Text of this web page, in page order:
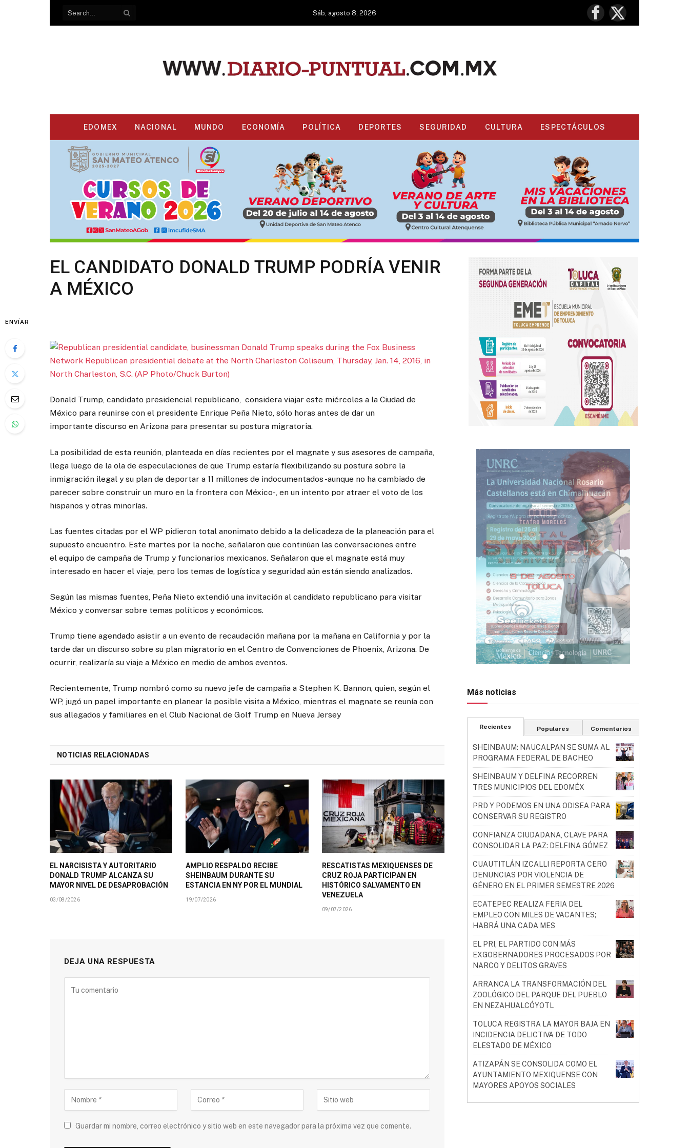
Sáb, agosto 8, 2026
Facebook
X
(Twitter)
EDOMEX NACIONAL MUNDO ECONOMÍA POLÍTICA DEPORTES SEGURIDAD CULTURA ESPECTÁCULOS
EL CANDIDATO DONALD TRUMP PODRÍA VENIR
A MÉXICO
ENVÍAR
Donald Trump, candidato presidencial republicano, considera viajar este miércoles a la Ciudad de
México para reunirse con el presidente Enrique Peña Nieto, sólo horas antes de dar un
importante discurso en Arizona para presentar su postura migratoria.
La posibilidad de esta reunión, planteada en días recientes por el magnate y sus asesores de campaña,
llega luego de la ola de especulaciones de que Trump estaría flexibilizando su postura sobre la
inmigración ilegal y su plan de deportar a 11 millones de indocumentados -aunque no ha cambiado de
parecer sobre construir un muro en la frontera con México-, en un intento por atraer el voto de los
hispanos y otras minorías.
Las fuentes citadas por el WP pidieron total anonimato debido a la delicadeza de la planeación para el
supuesto encuentro. Este martes por la noche, señalaron que continúan las conversaciones entre
el equipo de campaña de Trump y funcionarios mexicanos. Señalaron que el magnate está muy
interesado en hacer el viaje, pero los temas de logística y seguridad aún están siendo analizados.
Según las mismas fuentes, Peña Nieto extendió una invitación al candidato republicano para visitar
México y conversar sobre temas políticos y económicos.
Trump tiene agendado asistir a un evento de recaudación mañana por la mañana en California y por la
tarde dar un discurso sobre su plan migratorio en el Centro de Convenciones de Phoenix, Arizona. De
ocurrir, realizaría su viaje a México en medio de ambos eventos.
Recientemente, Trump nombró como su nuevo jefe de campaña a Stephen K. Bannon, quien, según el
WP, jugó un papel importante en planear la posible visita a México, mientras el magnate se reunía con
sus allegados y familiares en el Club Nacional de Golf Trump en Nueva Jersey
NOTICIAS RELACIONADAS
EL NARCISISTA Y AUTORITARIO
DONALD TRUMP ALCANZA SU
MAYOR NIVEL DE DESAPROBACIÓN
03/08/2026
AMPLIO RESPALDO RECIBE
SHEINBAUM DURANTE SU
ESTANCIA EN NY POR EL MUNDIAL
19/07/2026
RESCATISTAS MEXIQUENSES DE
CRUZ ROJA PARTICIPAN EN
HISTÓRICO SALVAMENTO EN
VENEZUELA
09/07/2026
DEJA UNA RESPUESTA
Guardar mi nombre, correo electrónico y sitio web en este navegador para la próxima vez que comente.
Más noticias
Recientes Populares Comentarios
SHEINBAUM: NAUCALPAN SE SUMA AL
PROGRAMA FEDERAL DE BACHEO
SHEINBAUM Y DELFINA RECORREN
TRES MUNICIPIOS DEL EDOMÉX
PRD Y PODEMOS EN UNA ODISEA PARA
CONSERVAR SU REGISTRO
CONFIANZA CIUDADANA, CLAVE PARA
CONSOLIDAR LA PAZ: DELFINA GÓMEZ
CUAUTITLÁN IZCALLI REPORTA CERO
DENUNCIAS POR VIOLENCIA DE
GÉNERO EN EL PRIMER SEMESTRE 2026
ECATEPEC REALIZA FERIA DEL
EMPLEO CON MILES DE VACANTES;
HABRÁ UNA CADA MES
EL PRI, EL PARTIDO CON MÁS
EXGOBERNADORES PROCESADOS POR
NARCO Y DELITOS GRAVES
ARRANCA LA TRANSFORMACIÓN DEL
ZOOLÓGICO DEL PARQUE DEL PUEBLO
EN NEZAHUALCÓYOTL
TOLUCA REGISTRA LA MAYOR BAJA EN
INCIDENCIA DELICTIVA DE TODO
ELESTADO DE MÉXICO
ATIZAPÁN SE CONSOLIDA COMO EL
AYUNTAMIENTO MEXIQUENSE CON
MAYORES APOYOS SOCIALES